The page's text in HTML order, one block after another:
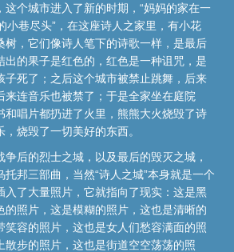
这个城市进入了新的时期，“妈妈的家在一
小巷尽头”，在这座诗人之家里，有小花
树，它们像诗人笔下的诗歌一样，是最后
出的果子是红色的，红色是一种诅咒，是
子死了；之后这个城市被禁止跳舞，后来
来连音乐也被禁了；于是全家坐在庭院
和唱片都扔进了火里，熊熊大火烧毁了诗
烧毁了一切美好的东西。
后的烈士之城，以及最后的毁灭之城，
邦三部曲，当然“诗人之城”本身就是一个
入了大量照片，它就指向了现实：这是黑
的照片，这是模糊的照片，这也是清晰的
笑容的照片，这也是女人们愁容满面的照
散步的照片，这也是街道空空荡荡的照